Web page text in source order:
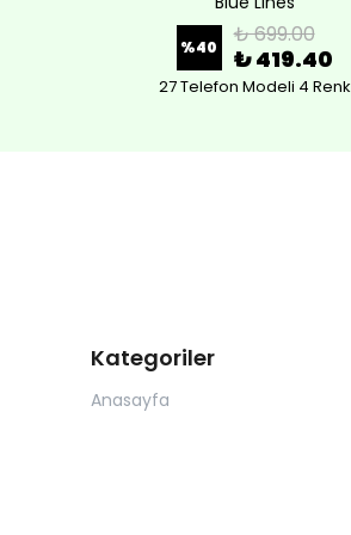
%40 ₺ 699.00
₺ 419.40
27 Telefon Modeli 4 Renk
Kategoriler
Anasayfa